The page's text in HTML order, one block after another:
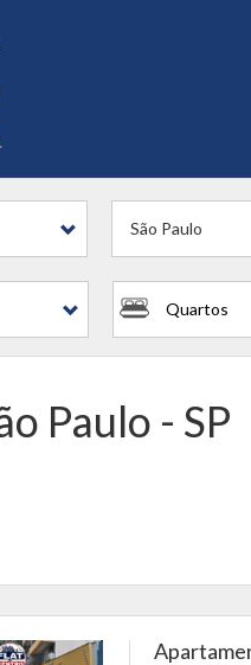
São Paulo
Quartos
Paulo - SP